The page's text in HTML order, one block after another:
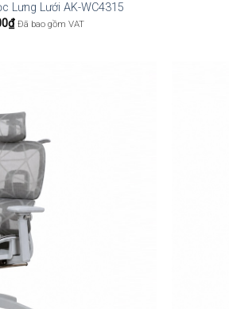
Lưng Lưới AK-WC4315
₫Khoảng
giá:
Đã bao gồm VAT